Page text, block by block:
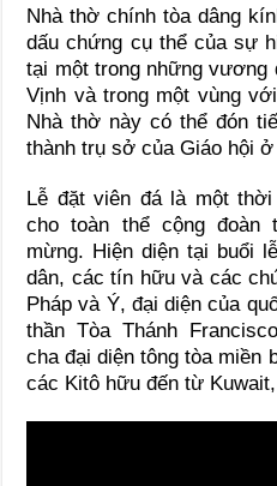
Nhà thờ chính tòa dâng
dấu chứng cụ thể của sự
tại một trong những vương
Vịnh và trong một vùng
Nhà thờ này có thể đón
thành trụ sở của Giáo hội
Lễ đặt viên đá là một
cho toàn thể cộng đoàn
mừng. Hiện diện tại buổi
dân, các tín hữu và các
Pháp và Ý, đại diện của
thần Tòa Thánh
cha đại diện tông tòa miền
các Kitô hữu đến từ